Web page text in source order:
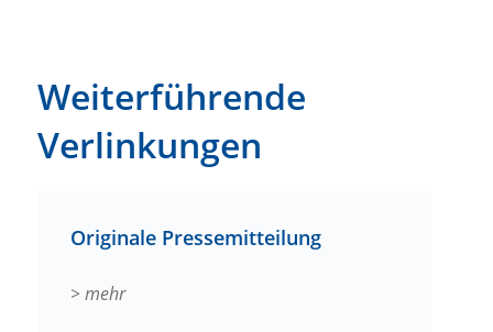
Weiterführende
Verlinkungen
Originale Pressemitteilung
> mehr